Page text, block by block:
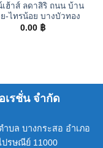
ฮ้าส์ ลดาสิริ ถนน บ้าน
-ไทรน้อย บางบัวทอง
0.00 ฿
เรชั่น จำกัด
บล บางกระสอ อำเภอ
รษณีย์ 11000